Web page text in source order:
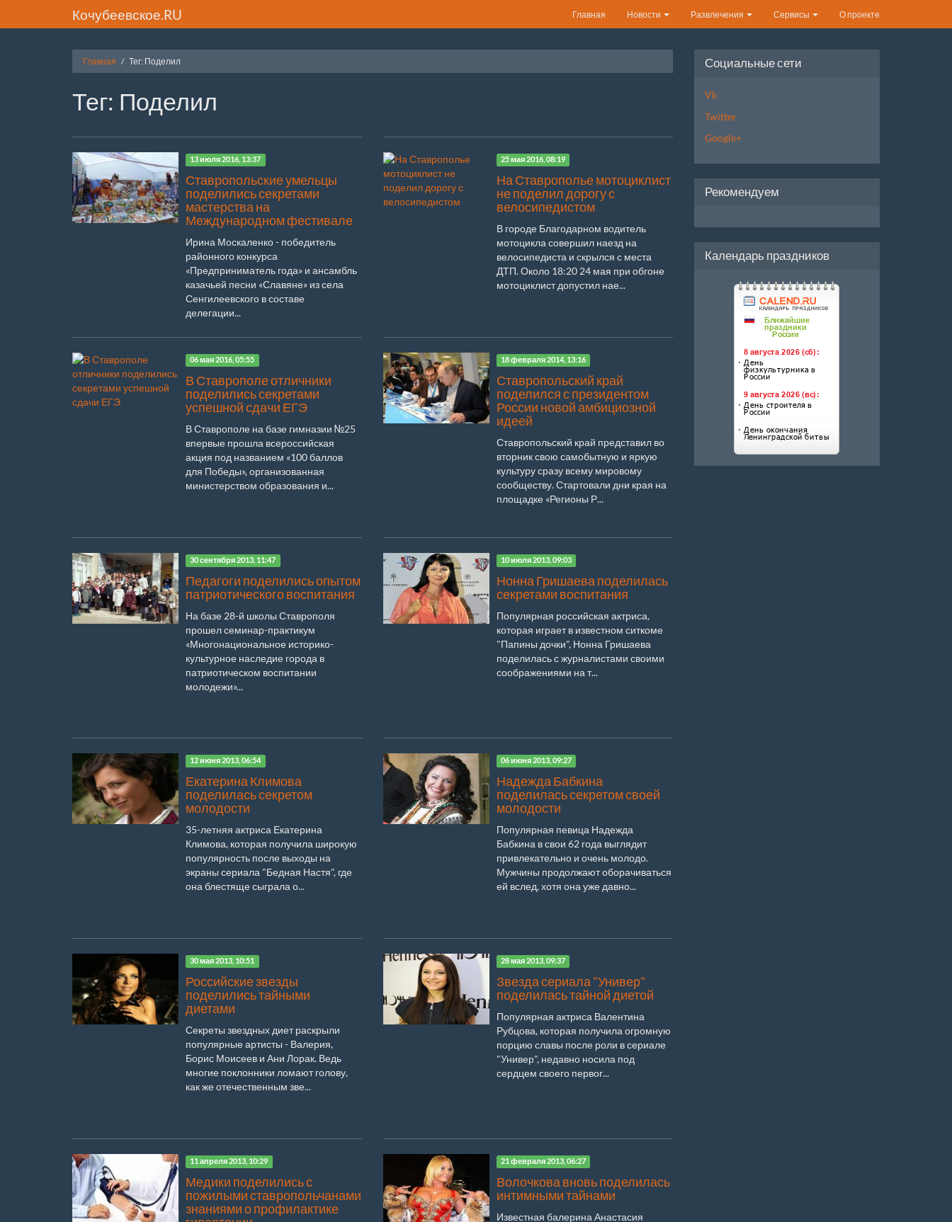
Кочубеевское.RU Главная Новости Развлечения Сервисы О проекте
Главная Тег: Поделил
Тег: Поделил
13 июля 2016, 13:37
Ставропольские умельцы
поделились секретами
мастерства на
Международном фестивале
Ирина Москаленко - победитель
районного конкурса
«Предприниматель года» и ансамбль
казачьей песни «Славяне» из села
Сенгилеевского в составе
делегации...
25 мая 2016, 08:19
На Ставрополье мотоциклист
не поделил дорогу с
велосипедистом
В городе Благодарном водитель
мотоцикла совершил наезд на
велосипедиста и скрылся с места
ДТП. Около 18:20 24 мая при обгоне
мотоциклист допустил нае...
06 мая 2016, 05:55
В Ставрополе отличники
поделились секретами
успешной сдачи ЕГЭ
В Ставрополе на базе гимназии №25
впервые прошла всероссийская
акция под названием «100 баллов
для Победы», организованная
министерством образования и...
18 февраля 2014, 13:16
Ставропольский край
поделился с президентом
России новой амбициозной
идеей
Ставропольский край представил во
вторник свою самобытную и яркую
культуру сразу всему мировому
сообществу. Стартовали дни края на
площадке «Регионы Р...
30 сентября 2013, 11:47
Педагоги поделились опытом
патриотического воспитания
На базе 28-й школы Ставрополя
прошел семинар-практикум
«Многонациональное историко-
культурное наследие города в
патриотическом воспитании
молодежи»...
10 июля 2013, 09:03
Нонна Гришаева поделилась
секретами воспитания
Популярная российская актриса,
которая играет в известном ситкоме
"Папины дочки", Нонна Гришаева
поделилась с журналистами своими
соображениями на т...
12 июня 2013, 06:54
Екатерина Климова
поделилась секретом
молодости
35-летняя актриса Екатерина
Климова, которая получила широкую
популярность после выходы на
экраны сериала "Бедная Настя", где
она блестяще сыграла о...
06 июня 2013, 09:27
Надежда Бабкина
поделилась секретом своей
молодости
Популярная певица Надежда
Бабкина в свои 62 года выглядит
привлекательно и очень молодо.
Мужчины продолжают оборачиваться
ей вслед, хотя она уже давно...
30 мая 2013, 10:51
Российские звезды
поделились тайными
диетами
Секреты звездных диет раскрыли
популярные артисты - Валерия,
Борис Моисеев и Ани Лорак. Ведь
многие поклонники ломают голову,
как же отечественным зве...
28 мая 2013, 09:37
Звезда сериала "Универ"
поделилась тайной диетой
Популярная актриса Валентина
Рубцова, которая получила огромную
порцию славы после роли в сериале
"Универ", недавно носила под
сердцем своего первог...
11 апреля 2013, 10:29
Медики поделились с
пожилыми ставропольчанами
знаниями о профилактике
21 февраля 2013, 06:27
Волочкова вновь поделилась
интимными тайнами
Известная балерина Анастасия
Социальные сети
Vk
Twitter
Google+
Рекомендуем
Календарь праздников